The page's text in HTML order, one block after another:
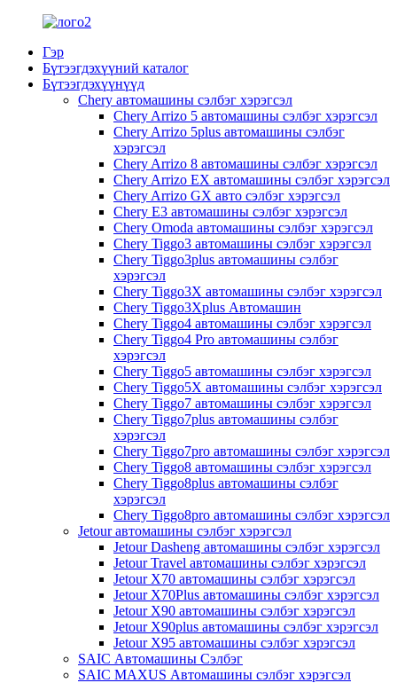
Гэр
Бүтээгдэхүүний каталог
Бүтээгдэхүүнүүд
Chery автомашины сэлбэг хэрэгсэл
Chery Arrizo 5 автомашины сэлбэг хэрэгсэл
Chery Arrizo 5plus автомашины сэлбэг
хэрэгсэл
Chery Arrizo 8 автомашины сэлбэг хэрэгсэл
Chery Arrizo EX автомашины сэлбэг хэрэгсэл
Chery Arrizo GX авто сэлбэг хэрэгсэл
Chery E3 автомашины сэлбэг хэрэгсэл
Chery Omoda автомашины сэлбэг хэрэгсэл
Chery Tiggo3 автомашины сэлбэг хэрэгсэл
Chery Tiggo3plus автомашины сэлбэг
хэрэгсэл
Chery Tiggo3X автомашины сэлбэг хэрэгсэл
Chery Tiggo3Xplus Автомашин
Chery Tiggo4 автомашины сэлбэг хэрэгсэл
Chery Tiggo4 Pro автомашины сэлбэг
хэрэгсэл
Chery Tiggo5 автомашины сэлбэг хэрэгсэл
Chery Tiggo5X автомашины сэлбэг хэрэгсэл
Chery Tiggo7 автомашины сэлбэг хэрэгсэл
Chery Tiggo7plus автомашины сэлбэг
хэрэгсэл
Chery Tiggo7pro автомашины сэлбэг хэрэгсэл
Chery Tiggo8 автомашины сэлбэг хэрэгсэл
Chery Tiggo8plus автомашины сэлбэг
хэрэгсэл
Chery Tiggo8pro автомашины сэлбэг хэрэгсэл
Jetour автомашины сэлбэг хэрэгсэл
Jetour Dasheng автомашины сэлбэг хэрэгсэл
Jetour Travel автомашины сэлбэг хэрэгсэл
Jetour X70 автомашины сэлбэг хэрэгсэл
Jetour X70Plus автомашины сэлбэг хэрэгсэл
Jetour X90 автомашины сэлбэг хэрэгсэл
Jetour X90plus автомашины сэлбэг хэрэгсэл
Jetour X95 автомашины сэлбэг хэрэгсэл
SAIC Автомашины Сэлбэг
SAIC MAXUS Автомашины сэлбэг хэрэгсэл